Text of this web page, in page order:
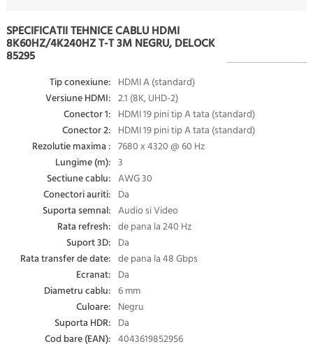
SPECIFICATII TEHNICE CABLU HDMI
8K60HZ/4K240HZ T-T 3M NEGRU, DELOCK
85295
Tip conexiune: HDMI A (standard)
Versiune HDMI: 2.1 (8K, UHD-2)
Conector 1: HDMI 19 pini tip A tata (standard)
Conector 2: HDMI 19 pini tip A tata (standard)
Rezolutie maxima : 7680 x 4320 @ 60 Hz
Lungime (m): 3
Sectiune cablu: AWG 30
Conectori auriti: Da
Suporta semnal: Audio si Video
Rata refresh: de pana la 240 Hz
Suport 3D: Da
Rata transfer de date: de pana la 48 Gbps
Ecranat: Da
Diametru cablu: 6 mm
Culoare: Negru
Suporta HDR: Da
Cod bare (EAN): 4043619852956